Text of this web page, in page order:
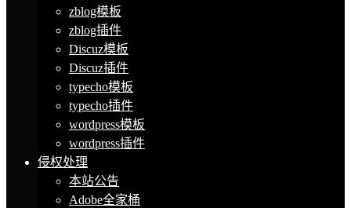
zblog模板
zblog插件
Discuz模板
Discuz插件
typecho模板
typecho插件
wordpress模板
wordpress插件
侵权处理
本站公告
Adobe全家桶